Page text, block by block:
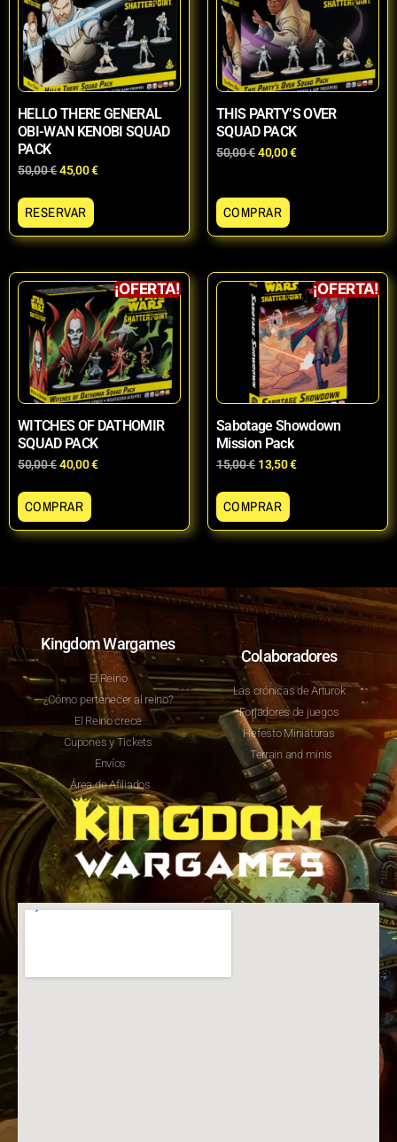
HELLO THERE GENERAL
OBI-WAN KENOBI SQUAD
PACK
50,00€45,00€
RESERVAR
THIS PARTY’S OVER
SQUAD PACK
50,00€40,00€
COMPRAR
¡OFERTA!
WITCHES OF DATHOMIR
SQUAD PACK
50,00€40,00€
COMPRAR
¡OFERTA!
Sabotage Showdown
Mission Pack
15,00€ 13,50€
COMPRAR
Kingdom Wargames
El Reino
¿Cómo pertenecer al reino?
El Reino crece
Cupones y Tickets
Envíos
Área de Afiliados
Colaboradores
Las crónicas de Arturok
Forjadores de juegos
Hefesto Miniaturas
Terrain and minis